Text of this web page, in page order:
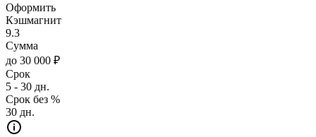
Оформить
Кэшмагнит
9.3
Сумма
до 30 000 ₽
Срок
5 - 30 дн.
Срок без %
30 дн.